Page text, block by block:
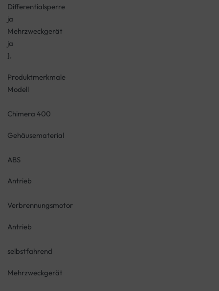
Differentialsperre
ja
Mehrzweckgerät
ja
},
Produktmerkmale
Modell
Chimera 400
Gehäusematerial
ABS
Antrieb
Verbrennungsmotor
Antrieb
selbstfahrend
Mehrzweckgerät